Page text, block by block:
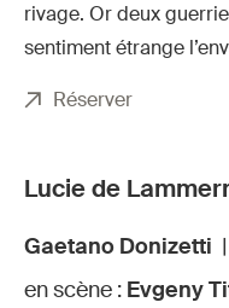
rivage. Or deux
sentiment étrange
Réserver
Lucie de
Gaetano Donizetti
en scène : Evgeny